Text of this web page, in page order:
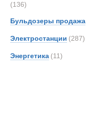
(136)
Бульдозеры продажа
Электростанции (287)
Энергетика (11)